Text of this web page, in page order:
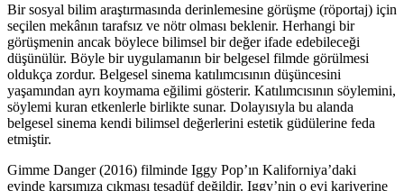
Bir sosyal bilim araştırmasında derinlemesine görüşme (röportaj) için
seçilen mekânın tarafsız ve nötr olması beklenir. Herhangi bir
görüşmenin ancak böylece bilimsel bir değer ifade edebileceği
düşünülür. Böyle bir uygulamanın bir belgesel filmde görülmesi
oldukça zordur. Belgesel sinema katılımcısının düşüncesini
yaşamından ayrı koymama eğilimi gösterir. Katılımcısının söylemini,
söylemi kuran etkenlerle birlikte sunar. Dolayısıyla bu alanda
belgesel sinema kendi bilimsel değerlerini estetik güdülerine feda
etmiştir.
Gimme Danger (2016) filminde Iggy Pop’ın Kaliforniya’daki
evinde karşımıza çıkması tesadüf değildir. Iggy’nin o evi kariyerine